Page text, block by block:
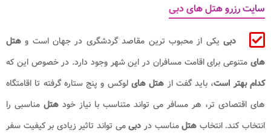
سایت رزرو هتل های دبی
دبی یکی از محبوب ترین مقاصد گردشگری در جهان است و هتل
های متنوعی برای اقامت مسافران در این شهر وجود دارد. در خصوص این که
کدام بهتر است، باید گفت از هتل هایلوکس و پنج ستاره گرفته تا اقامتگاه
های اقتصادی تر، هر مسافر می تواند متناسب با نیاز خود هتل مناسبی را
انتخاب کند. انتخاب هتلمناسب در دبیمی تواند تاثیر زیادی بر کیفیت سفر